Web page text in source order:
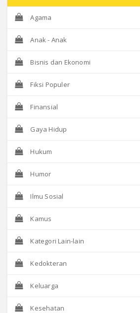
Agama
Anak - Anak
Bisnis dan Ekonomi
Fiksi Populer
Finansial
Gaya Hidup
Hukum
Humor
Ilmu Sosial
Kamus
Kategori Lain-lain
Kedokteran
Keluarga
Kesehatan